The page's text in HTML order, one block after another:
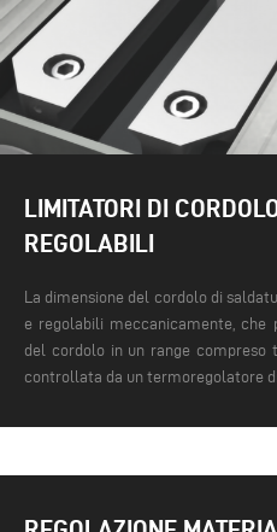
LIMITATORI DI
REGOLABILI
La dimensione del cordolo di
e regolabili meccanicamente, che
del cordolo in un range
controllata da un termoregolatore